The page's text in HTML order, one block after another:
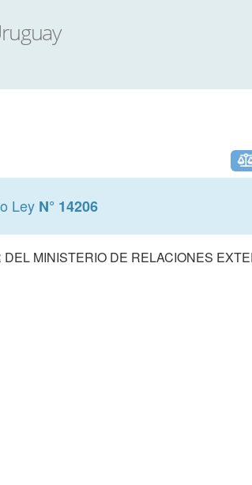
Ley N° 14206
MINISTERIO DE RELACIONES